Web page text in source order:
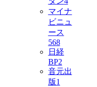
マイナ
ビニュ
ース
568
日経
BP2
音元出
版1